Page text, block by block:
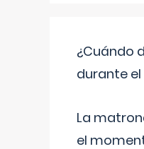
¿Cuándo
durante
La
el